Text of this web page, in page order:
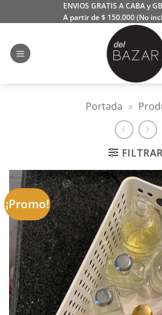
al
ENVIOS GRATIS A CABA y
A partir de $ 150.000 (No
Portada »
FILTRAR
¡Promo!